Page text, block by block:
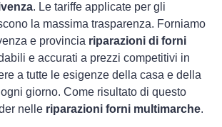
. Le tariffe applicate per gli
la massima trasparenza. Forniamo
e provincia riparazioni di forni
e accurati a prezzi competitivi in
a tutte le esigenze della casa e della
giorno. Come risultato di questo
nelle riparazioni forni multimarche.